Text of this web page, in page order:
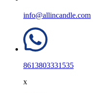
info@allincandle.com
8613803331535
x